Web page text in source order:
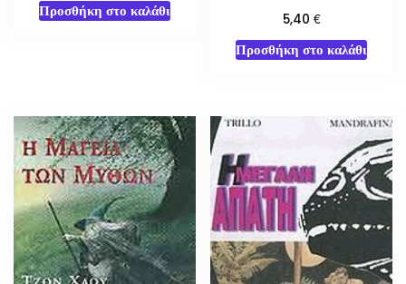
Προσθήκη στο καλάθι 5,40 €
Προσθήκη στο καλάθι